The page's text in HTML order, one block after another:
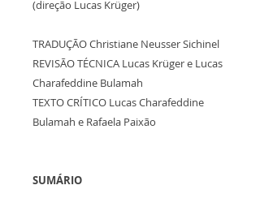
(direção Lucas Krüger)
TRADUÇÃO Christiane Neusser Sichinel
REVISÃO TÉCNICA Lucas Krüger e Lucas
Charafeddine Bulamah
TEXTO CRÍTICO Lucas Charafeddine
Bulamah e Rafaela Paixão
SUMÁRIO